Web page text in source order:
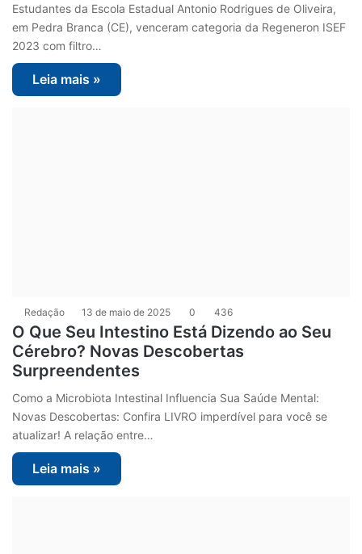
Estudantes da Escola Estadual Antonio Rodrigues de Oliveira,
em Pedra Branca (CE), venceram categoria da Regeneron ISEF
2023 com filtro…
Leia mais »
Redação 13 de maio de 2025 0 436
O Que Seu Intestino Está Dizendo ao Seu
Cérebro? Novas Descobertas
Surpreendentes
Como a Microbiota Intestinal Influencia Sua Saúde Mental:
Novas Descobertas: Confira LIVRO imperdível para você se
atualizar! A relação entre…
Leia mais »